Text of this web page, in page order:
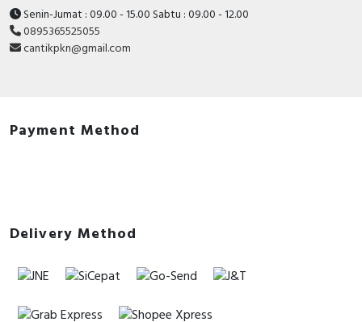
Senin-Jumat : 09.00 - 15.00 Sabtu : 09.00 - 12.00
0895365525055
cantikpkn@gmail.com
Payment Method
Delivery Method